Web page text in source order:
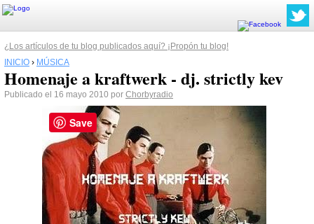
¿Los artículos de tu blog publicados aquí? ¡Propón tu blog!
INICIO › MÚSICA
Homenaje a kraftwerk - dj. strictly kev
Publicado el 16 mayo 2010 por Chorbyradio
Save